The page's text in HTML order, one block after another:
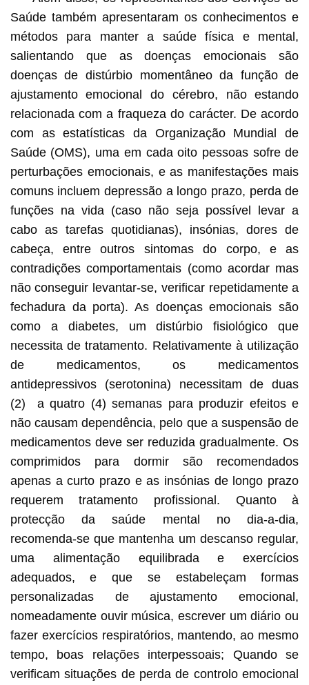
Saúde também apresentaram os conhecimentos e
métodos para manter a saúde física e mental,
salientando que as doenças emocionais são
doenças de distúrbio momentâneo da função de
ajustamento emocional do cérebro, não estando
relacionada com a fraqueza do carácter. De acordo
com as estatísticas da Organização Mundial de
Saúde (OMS), uma em cada oito pessoas sofre de
perturbações emocionais, e as manifestações mais
comuns incluem depressão a longo prazo, perda de
funções na vida (caso não seja possível levar a
cabo as tarefas quotidianas), insónias, dores de
cabeça, entre outros sintomas do corpo, e as
contradições comportamentais (como acordar mas
não conseguir levantar-se, verificar repetidamente a
fechadura da porta). As doenças emocionais são
como a diabetes, um distúrbio fisiológico que
necessita de tratamento. Relativamente à utilização
de medicamentos, os medicamentos
antidepressivos (serotonina) necessitam de duas
(2) a quatro (4) semanas para produzir efeitos e
não causam dependência, pelo que a suspensão de
medicamentos deve ser reduzida gradualmente. Os
comprimidos para dormir são recomendados
apenas a curto prazo e as insónias de longo prazo
requerem tratamento profissional. Quanto à
protecção da saúde mental no dia-a-dia,
recomenda-se que mantenha um descanso regular,
uma alimentação equilibrada e exercícios
adequados, e que se estabeleçam formas
personalizadas de ajustamento emocional,
nomeadamente ouvir música, escrever um diário ou
fazer exercícios respiratórios, mantendo, ao mesmo
tempo, boas relações interpessoais; Quando se
verificam situações de perda de controlo emocional